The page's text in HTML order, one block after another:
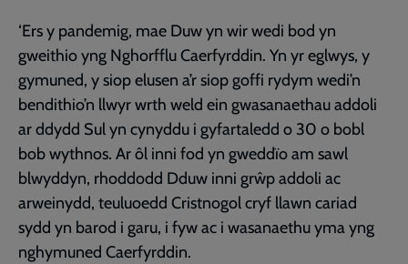
‘Ers y pandemig, mae Duw yn wir wedi bod yn
gweithio yng Nghorfflu Caerfyrddin. Yn yr eglwys, y
gymuned, y siop elusen a’r siop goffi rydym wedi’n
bendithio’n llwyr wrth weld ein gwasanaethau addoli
ar ddydd Sul yn cynyddu i gyfartaledd o 30 o bobl
bob wythnos. Ar ôl inni fod yn gweddïo am sawl
blwyddyn, rhoddodd Dduw inni grŵp addoli ac
arweinydd, teuluoedd Cristnogol cryf llawn cariad
sydd yn barod i garu, i fyw ac i wasanaethu yma yng
nghymuned Caerfyrddin.